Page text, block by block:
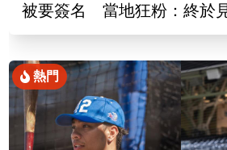
被要簽名 當地狂粉：終於
熱門